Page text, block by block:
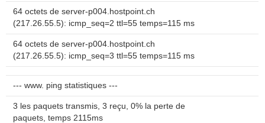
64 octets de server-p004.hostpoint.ch
(217.26.55.5): icmp_seq=2 ttl=55 temps=115 ms
64 octets de server-p004.hostpoint.ch
(217.26.55.5): icmp_seq=3 ttl=55 temps=115 ms
--- www. ping statistiques ---
3 les paquets transmis, 3 reçu, 0% la perte de
paquets, temps 2115ms